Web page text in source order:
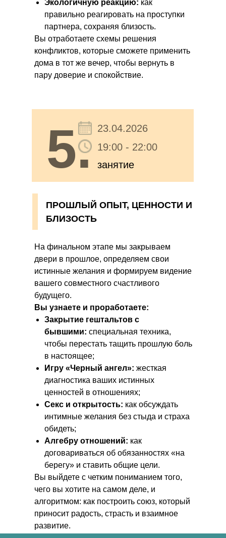
Экологичную реакцию: как
правильно реагировать на проступки
партнера, сохраняя близость.
Вы отработаете схемы решения
конфликтов, которые сможете применить
дома в тот же вечер, чтобы вернуть в
пару доверие и спокойствие.
5. 23.04.2026
19:00 - 22:00
занятие
На финальном этапе мы закрываем
двери в прошлое, определяем свои
истинные желания и формируем видение
вашего совместного счастливого
будущего.
Вы узнаете и проработаете:
Закрытие гештальтов с
бывшими: специальная техника,
чтобы перестать тащить прошлую боль
в настоящее;
Игру «Черный ангел»: жесткая
диагностика ваших истинных
ценностей в отношениях;
Секс и открытость: как обсуждать
интимные желания без стыда и страха
обидеть;
Алгебру отношений: как
договариваться об обязанностях «на
берегу» и ставить общие цели.
Вы выйдете с четким пониманием того,
чего вы хотите на самом деле, и
алгоритмом: как построить союз, который
приносит радость, страсть и взаимное
развитие.
ПРОШЛЫЙ ОПЫТ, ЦЕННОСТИ И
БЛИЗОСТЬ